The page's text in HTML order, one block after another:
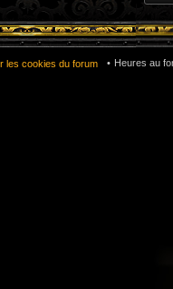
Heures au
les cookies du forum